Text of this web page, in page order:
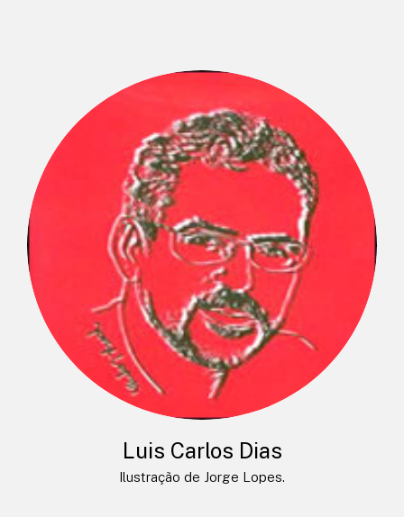
Luis Carlos Dias
Ilustração de Jorge Lopes.